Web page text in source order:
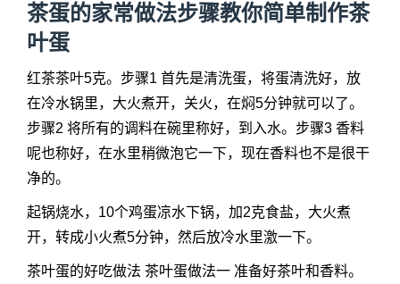
茶蛋的家常做法步骤教你简单制作茶
叶蛋
红茶茶叶5克。步骤1 首先是清洗蛋，将蛋清洗好，放
在冷水锅里，大火煮开，关火，在焖5分钟就可以了。
步骤2 将所有的调料在碗里称好，到入水。步骤3 香料
呢也称好，在水里稍微泡它一下，现在香料也不是很干
净的。
起锅烧水，10个鸡蛋凉水下锅，加2克食盐，大火煮
开，转成小火煮5分钟，然后放冷水里激一下。
茶叶蛋的好吃做法 茶叶蛋做法一 准备好茶叶和香料。